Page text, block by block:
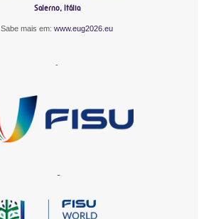
Salerno, Itália
Sabe mais em: www.eug2026.eu
-
-